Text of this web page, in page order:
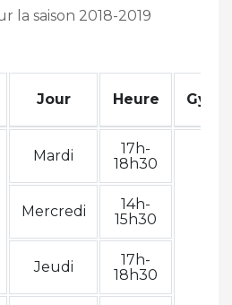
la saison 2018-2019
Jour Heure
Mardi
17h-
18h30
Mercredi
14h-
15h30
Jeudi
17h-
18h30